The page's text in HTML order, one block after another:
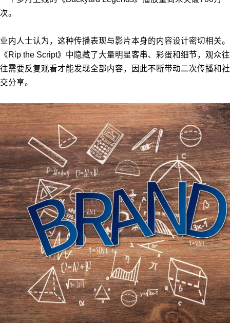
次。
业内人士认为，这种传播表现与影片本身的内容设计密切相关。
《Rip the Script》中隐藏了大量明星客串、彩蛋和细节，观众往
往需要反复观看才能发现全部内容，因此不断带动二次传播和社
交分享。